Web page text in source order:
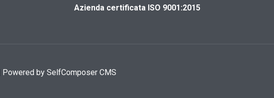
Azienda certificata ISO 9001:2015
| Powered by SelfComposer CMS